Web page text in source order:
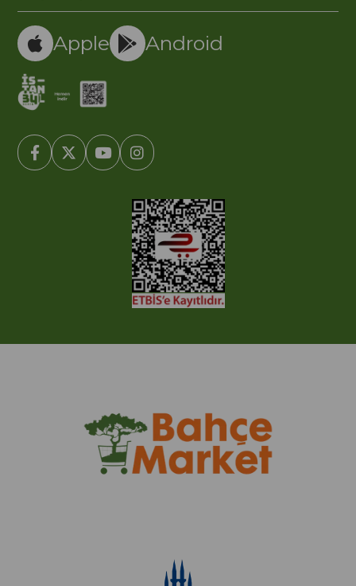
Apple Android